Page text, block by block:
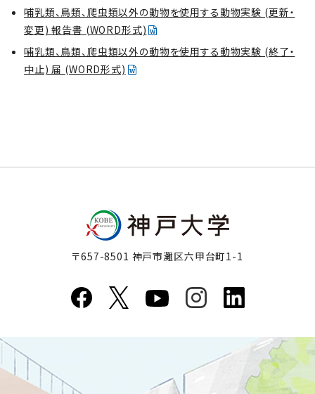
哺乳類、鳥類、爬虫類以外の動物を使用する動物実験 (更新・
変更) 報告書 (WORD形式)
哺乳類、鳥類、爬虫類以外の動物を使用する動物実験 (終了・
中止) 届 (WORD形式)
〒657-8501 神戸市灘区六甲台町1-1